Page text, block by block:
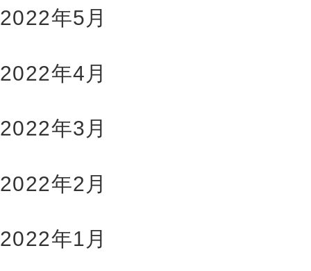
2022年5月
2022年4月
2022年3月
2022年2月
2022年1月